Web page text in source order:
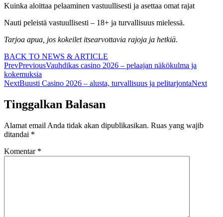
Kuinka aloittaa pelaaminen vastuullisesti ja asettaa omat rajat
Nauti peleistä vastuullisesti – 18+ ja turvallisuus mielessä.
Tarjoa apua, jos kokeilet itsearvottavia rajoja ja hetkiä.
BACK TO NEWS & ARTICLE
PrevPreviousVauhdikas casino 2026 – pelaajan näkökulma ja
kokemuksia
NextBuusti Casino 2026 – alusta, turvallisuus ja pelitarjontaNext
Tinggalkan Balasan
Alamat email Anda tidak akan dipublikasikan. Ruas yang wajib
ditandai *
Komentar *